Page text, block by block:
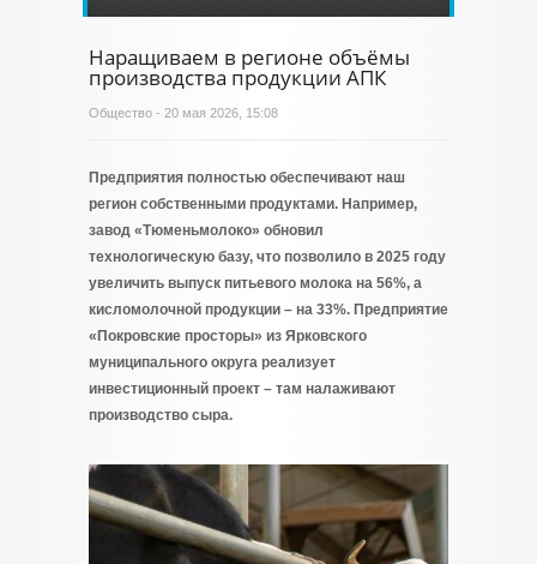
Наращиваем в регионе объёмы
производства продукции АПК
Общество - 20 мая 2026, 15:08
Предприятия полностью обеспечивают наш
регион собственными продуктами. Например,
завод «Тюменьмолоко» обновил
технологическую базу, что позволило в 2025 году
увеличить выпуск питьевого молока на 56%, а
кисломолочной продукции – на 33%. Предприятие
«Покровские просторы» из Ярковского
муниципального округа реализует
инвестиционный проект – там налаживают
производство сыра.